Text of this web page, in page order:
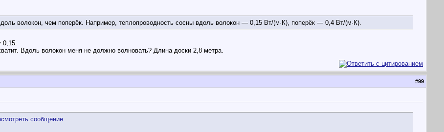
волокон, чем поперёк. Например, теплопроводность сосны вдоль волокон — 0,15 Вт/(м·К), поперёк — 0,4 Вт/(м·К).
0,15.
Вдоль волокон меня не должно волновать? Длина доски 2,8 метра.
#99